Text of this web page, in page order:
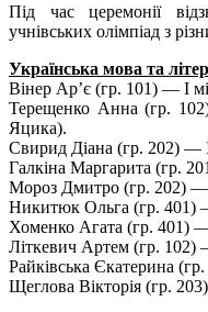
Під час церемонії
учнівських олімпіад з
Українська мова та
Вінер Ар’є (гр. 101) — І
Терещенко Анна (гр. 102)
Яцика).
Свирид Діана (гр. 202) —
Галкіна Маргарита (гр.
Мороз Дмитро (гр. 202) —
Никитюк Ольга (гр. 401) —
Хоменко Агата (гр. 401) —
Літкевич Артем (гр. 102)
Райківська Єкатерина
Щеглова Вікторія (гр.